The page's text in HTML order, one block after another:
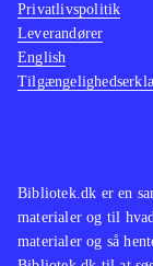
Bibliotek.dk er en
materialer og til
materialer og så
Privatlivspolitik
Leverandører
English